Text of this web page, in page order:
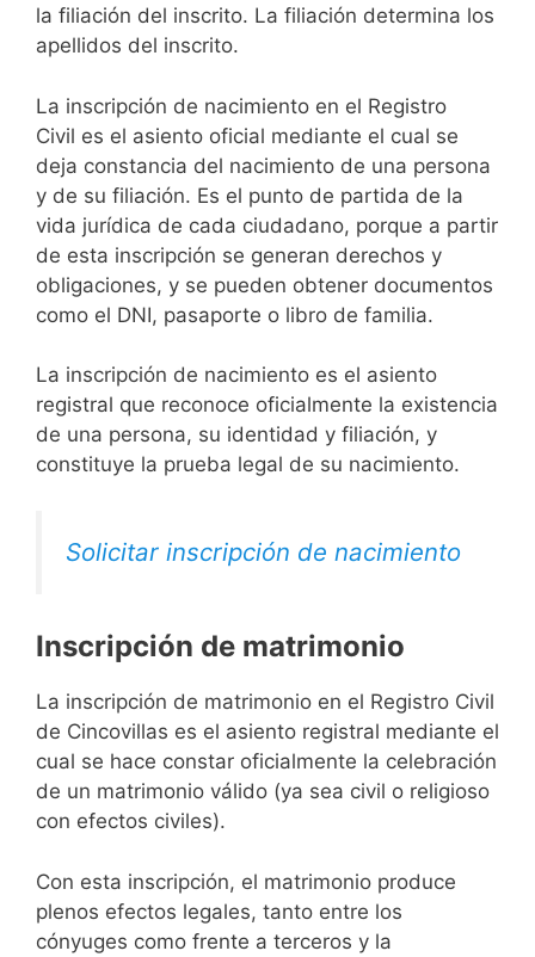
la filiación del inscrito. La filiación determina los
apellidos del inscrito.
La inscripción de nacimiento en el Registro
Civil es el asiento oficial mediante el cual se
deja constancia del nacimiento de una persona
y de su filiación. Es el punto de partida de la
vida jurídica de cada ciudadano, porque a partir
de esta inscripción se generan derechos y
obligaciones, y se pueden obtener documentos
como el DNI, pasaporte o libro de familia.
La inscripción de nacimiento es el asiento
registral que reconoce oficialmente la existencia
de una persona, su identidad y filiación, y
constituye la prueba legal de su nacimiento.
Solicitar inscripción de nacimiento
Inscripción de matrimonio
La inscripción de matrimonio en el Registro Civil
de Cincovillas es el asiento registral mediante el
cual se hace constar oficialmente la celebración
de un matrimonio válido (ya sea civil o religioso
con efectos civiles).
Con esta inscripción, el matrimonio produce
plenos efectos legales, tanto entre los
cónyuges como frente a terceros y la